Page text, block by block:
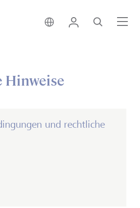
Liechtenstein • Deutsch
Login Suche
Hinweise
und rechtliche